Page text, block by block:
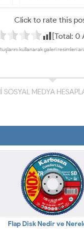
Click to rate this
[Total: 0
kullanarak galeri resimleri
SOSYAL MEDYA
Flap Disk Nedir ve